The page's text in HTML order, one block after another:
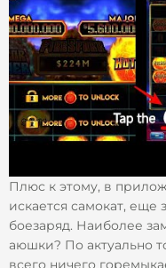
Плюс к этому, в
искается самокат, еще
боезаряд. Наиболее
аюшки? По актуально